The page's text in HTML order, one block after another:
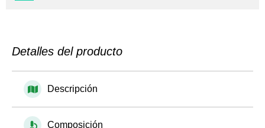
Detalles del producto
Descripción
Composición